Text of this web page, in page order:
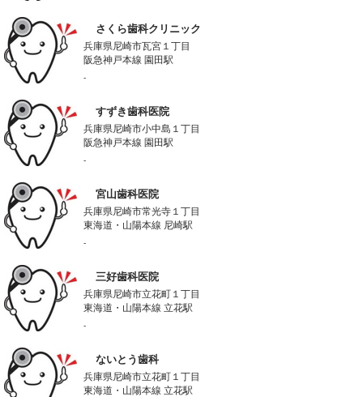
さくら歯科クリニック
兵庫県尼崎市瓦宮１丁目
阪急神戸本線 園田駅
-
すずき歯科医院
兵庫県尼崎市小中島１丁目
阪急神戸本線 園田駅
-
宮山歯科医院
兵庫県尼崎市常光寺１丁目
東海道・山陽本線 尼崎駅
-
三好歯科医院
兵庫県尼崎市立花町１丁目
東海道・山陽本線 立花駅
-
ないとう歯科
兵庫県尼崎市立花町１丁目
東海道・山陽本線 立花駅